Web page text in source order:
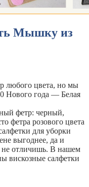
Мышку из
любого цвета, но мы
Нового года — Белая
фетр: черный,
фетра розового цвета
для уборки
выгоднее, да и
не отличишь. В нашем
вискозные салфетки